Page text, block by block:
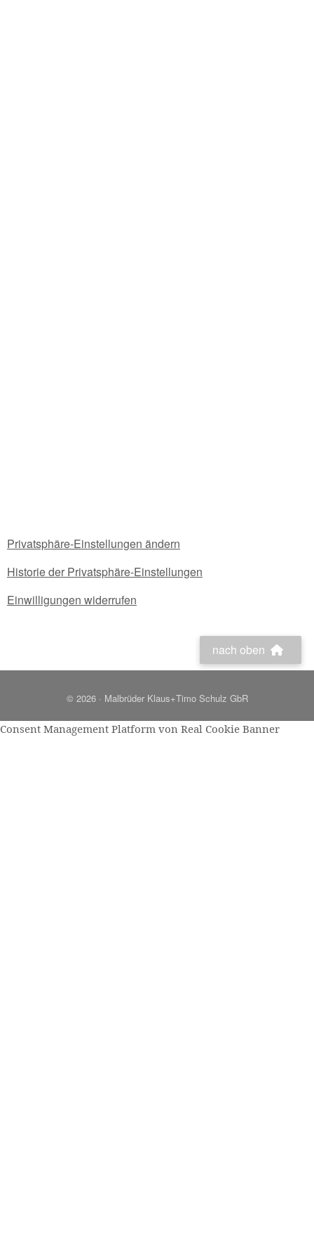
Privatsphäre-Einstellungen ändern
Historie der Privatsphäre-Einstellungen
Einwilligungen widerrufen
nach oben
© 2026 · Malbrüder Klaus+Timo Schulz GbR
Consent Management Platform von Real Cookie Banner